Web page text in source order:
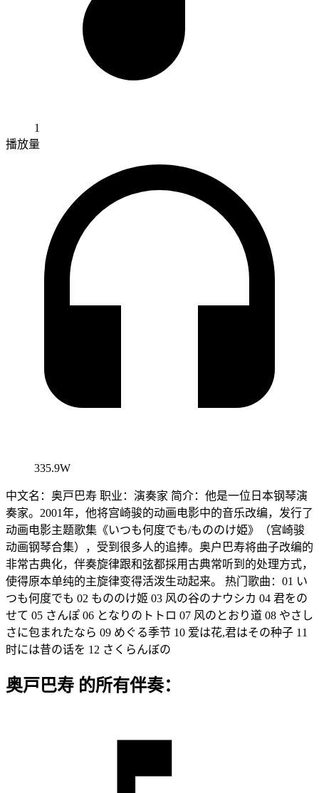
1
播放量
335.9W
中文名：奥戸巴寿 职业：演奏家 简介：他是一位日本钢琴演
奏家。2001年，他将宫崎骏的动画电影中的音乐改编，发行了
动画电影主题歌集《いつも何度でも/もののけ姫》（宫崎骏
动画钢琴合集），受到很多人的追捧。奥户巴寿将曲子改编的
非常古典化，伴奏旋律跟和弦都採用古典常听到的处理方式，
使得原本单纯的主旋律变得活泼生动起来。 热门歌曲：01 い
つも何度でも 02 もののけ姬 03 风の谷のナウシカ 04 君をの
せて 05 さんぽ 06 となりのトトロ 07 风のとおり道 08 やさし
さに包まれたなら 09 めぐる季节 10 爱は花,君はその种子 11
时には昔の话を 12 さくらんぼの
奥戸巴寿 的所有伴奏：